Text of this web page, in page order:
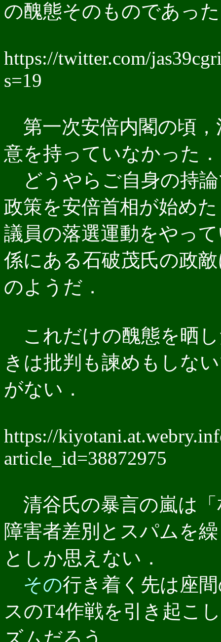
の醜態そのものであっ
https://twitter.com/
s=19
第一次安倍内閣の頃，
意を持っていなかった．
どうやらご自身の持
政策を安倍首相が始め
議員の落選運動をやっ
係にある石破茂氏の政
のようだ．
これだけの醜態を晒
きは批判も諫めもしな
がない．
https://
article_id=38872975
清谷氏の暴言の嵐は
障害者差別とスパムを
としか思えない．
その行き着く先は座
スのT4作戦を引き起こ